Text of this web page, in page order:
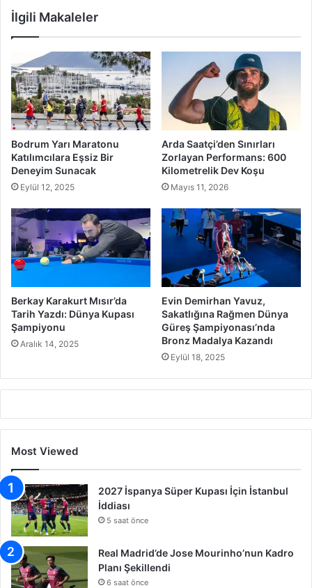
İlgili Makaleler
Bodrum Yarı Maratonu
Katılımcılara Eşsiz Bir
Deneyim Sunacak
Eylül 12, 2025
Arda Saatçi’den Sınırları
Zorlayan Performans: 600
Kilometrelik Dev Koşu
Mayıs 11, 2026
Berkay Karakurt Mısır’da
Tarih Yazdı: Dünya Kupası
Şampiyonu
Aralık 14, 2025
Evin Demirhan Yavuz,
Sakatlığına Rağmen Dünya
Güreş Şampiyonası’nda
Bronz Madalya Kazandı
Eylül 18, 2025
Most Viewed
2027 İspanya Süper Kupası İçin İstanbul
İddiası
5 saat önce
Real Madrid’de Jose Mourinho’nun Kadro
Planı Şekillendi
6 saat önce